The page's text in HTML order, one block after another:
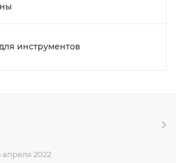
инструментов
апреля 2022